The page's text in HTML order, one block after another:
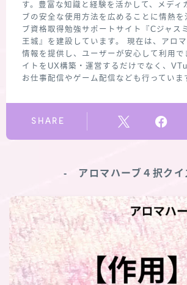
す。豊富な知識と経験を活かして、メディ
ブの安全な使用方法を広めることに情熱を
ブ資格取得勉強サポートサイト『Cジャス
王城』を建設しています。 現在は、アロ
情報を提供し、ユーザーが安心して利用で
イトをUX構築・運営するだけでなく、
お仕事配信やゲーム配信なども行っていま
SHARE
‐ アロマハーブ４択ク